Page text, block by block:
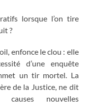
lorsque l’on tire
?
enfonce le clou : elle
d’une enquête
un tir mortel. La
de la Justice, ne dit
nouvelles